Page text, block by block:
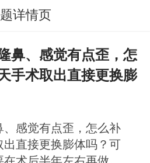
详情页
鼻、感觉有点歪，怎
手术取出直接更换膨
、感觉有点歪，怎么补
直接更换膨体吗？可